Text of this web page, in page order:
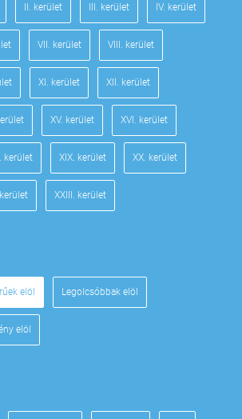
II. kerület III. kerület IV. kerület
VII. kerület VIII. kerület
XI. kerület XII. kerület
XV. kerület XVI. kerület
kerület XIX. kerület XX. kerület
XXIII. kerület
elöl Legolcsóbbak elöl
elöl